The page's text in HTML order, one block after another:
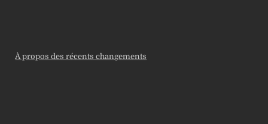
À propos des récents changements